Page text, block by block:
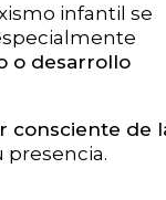
infantil se
o desarrollo
consciente de
presencia.